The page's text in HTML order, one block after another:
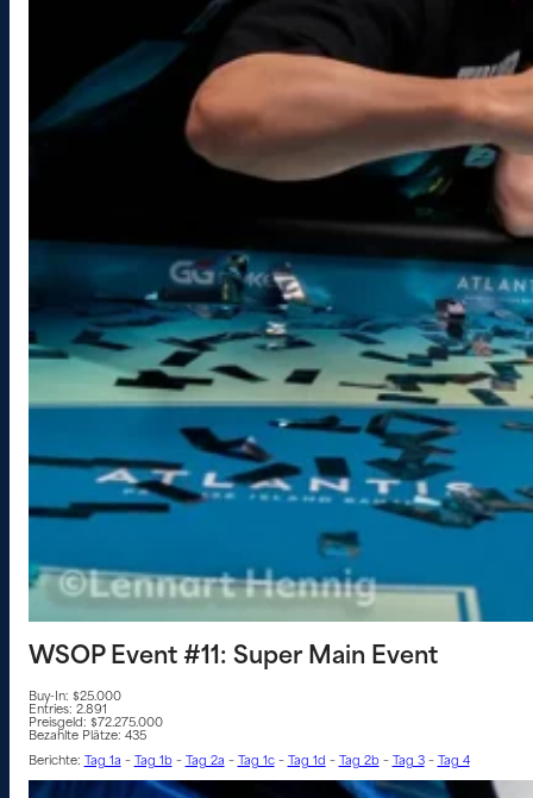
WSOP Event #11: Super Main Event
Buy-In: $25.000
Entries: 2.891
Preisgeld: $72.275.000
Bezahlte Plätze: 435
Berichte:
Tag 1a – Tag 1b– Tag 2a – Tag 1c– Tag 1d – Tag 2b– Tag 3– Tag 4